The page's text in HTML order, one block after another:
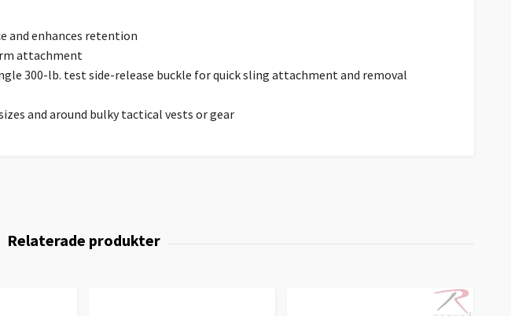
and enhances retention
attachment
300-lb. test side-release buckle for quick sling attachment and removal
and around bulky tactical vests or gear